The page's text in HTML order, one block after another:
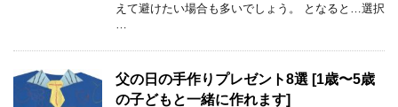
えて避けたい場合も多いでしょう。 となると…選択
父の日の手作りプレゼント8選 [1歳〜5歳
の子どもと一緒に作れます]